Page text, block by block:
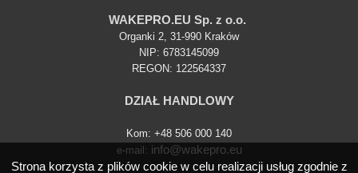
WAKEPRO.EU Sp. z o.o.
Organki 2, 31-990 Kraków
NIP: 6783145099
REGON: 122564337
DZIAŁ HANDLOWY
Kom: +48 506 000 140
e-mail: info@wakepro.eu
Strona korzysta z plików cookie w celu realizacji usług zgodnie z